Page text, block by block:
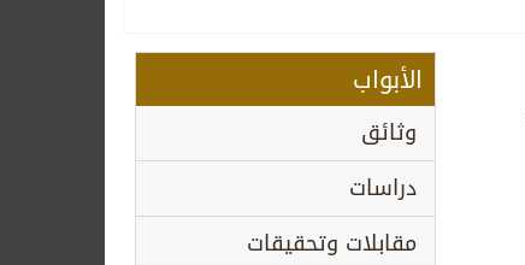
الأبواب
وثائق
دراسات
مقابلات وتحقيقات